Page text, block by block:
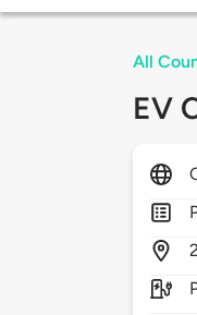
All
EV